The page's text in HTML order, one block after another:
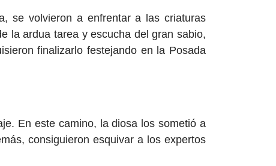
se volvieron a enfrentar a las criaturas
la ardua tarea y escucha del gran sabio,
finalizarlo festejando en la Posada
En este camino, la diosa los sometió a
consiguieron esquivar a los expertos